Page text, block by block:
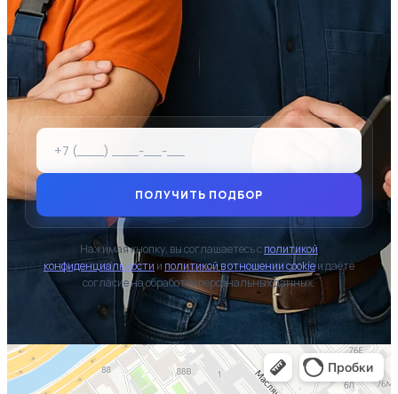
ПОЛУЧИТЬ ПОДБОР
Нажимая кнопку, вы соглашаетесь сполитикой
конфиденциальности и политикой в отношении cookieи даёте
согласие на обработку персональных данных.